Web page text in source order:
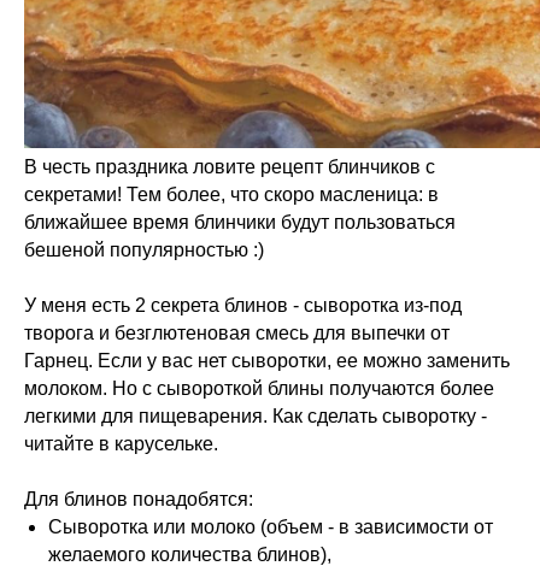
В честь праздника ловите рецепт блинчиков с
секретами! Тем более, что скоро масленица: в
ближайшее время блинчики будут пользоваться
бешеной популярностью :)
У меня есть 2 секрета блинов - сыворотка из-под
творога и безглютеновая смесь для выпечки от
Гарнец. Если у вас нет сыворотки, ее можно заменить
молоком. Но с сывороткой блины получаются более
легкими для пищеварения. Как сделать сыворотку -
читайте в карусельке.
Для блинов понадобятся:
Сыворотка или молоко (объем - в зависимости от
желаемого количества блинов),